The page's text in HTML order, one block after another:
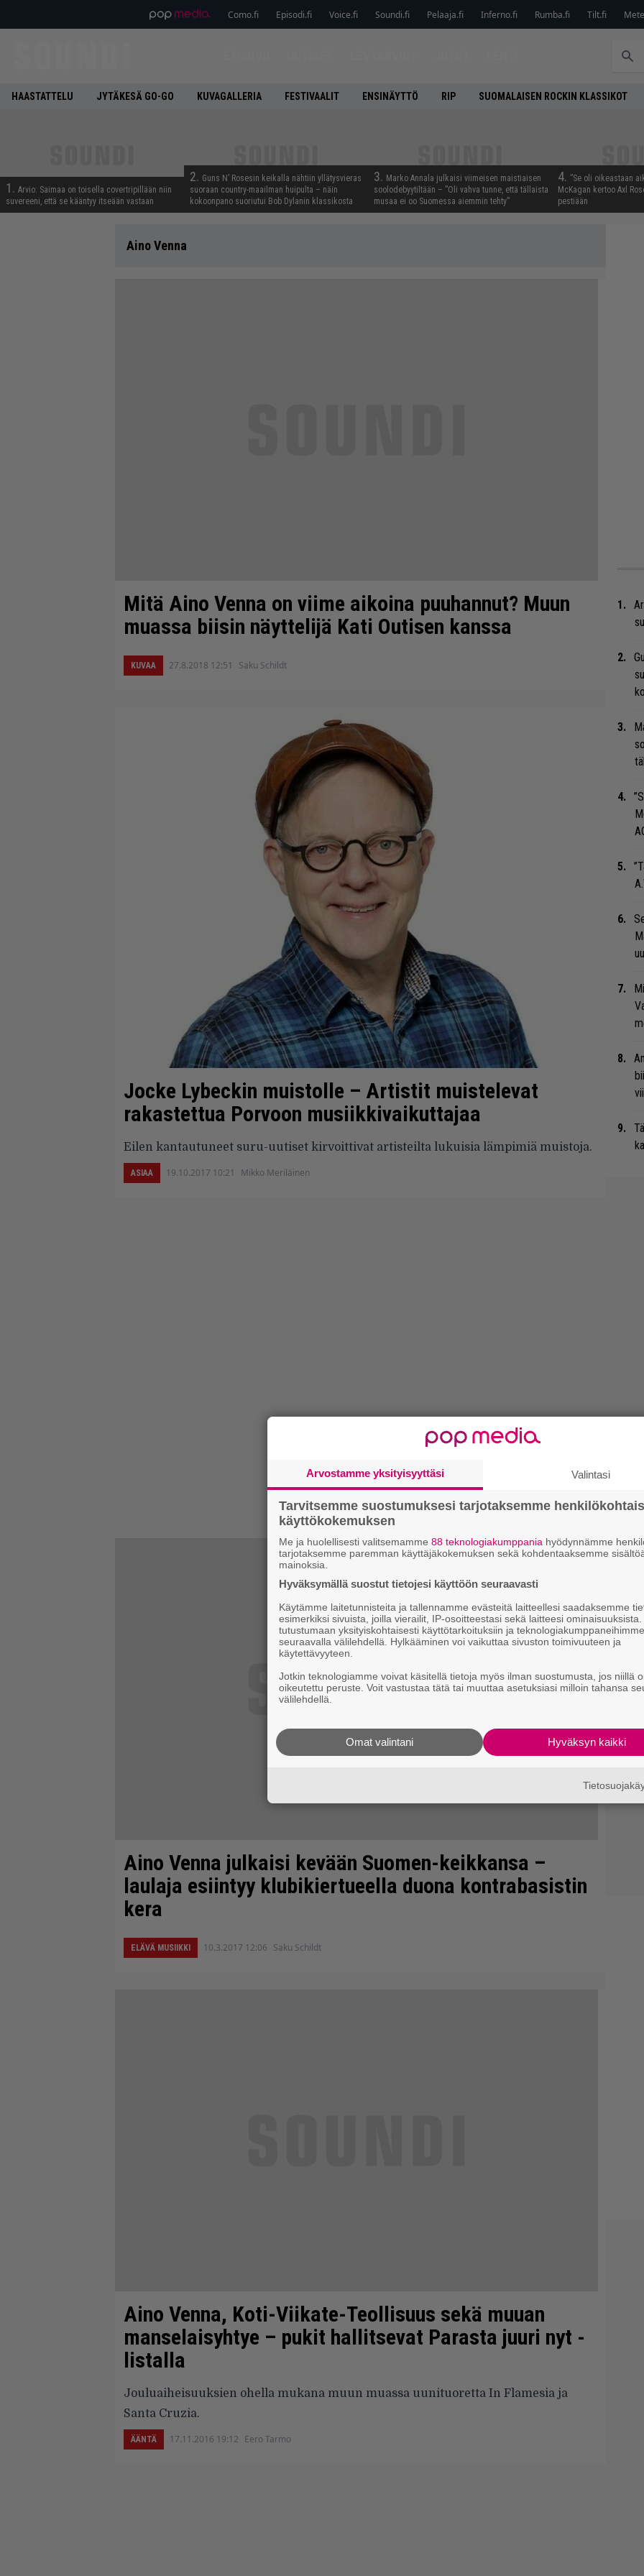
Como.fi Episodi.fi Voice.fi Soundi.fi Pelaaja.fi Inferno.fi Rumba.fi Tilt.fi
HAASTATTELU JYTÄKESÄ GO-GO KUVAGALLERIA FESTIVAALIT ENSINÄYTTÖ RIP SUOMALAISEN ROCKIN KLASSIKOT
1. Arvio: Saimaa on toisella covertripillään niin
suvereeni, että se kääntyy itseään vastaan
2. Guns N’ Rosesin keikalla nähtiin yllätysvieras
suoraan country-maailman huipulta – näin
kokoonpano suoriutui Bob Dylanin klassikosta
3. Marko Annala julkaisi viimeisen maistiaisen
soolodebyytiltään – ”Oli vahva tunne, että tällaista
musaa ei oo Suomessa aiemmin tehty”
4. ”Se oli oikeastaan
McKagan kertoo Axl
pestiään
Aino Venna
Mitä Aino Venna on viime aikoina puuhannut? Muun
muassa biisin näyttelijä Kati Outisen kanssa
KUVAA 27.8.2018 12:51 Saku Schildt
Jocke Lybeckin muistolle – Artistit muistelevat
rakastettua Porvoon musiikkivaikuttajaa
Eilen kantautuneet suru-uutiset kirvoittivat artisteilta lukuisia lämpimiä muistoja.
ASIAA 19.10.2017 10:21 Mikko Meriläinen
Aino Venna julkaisi kevään Suomen-keikkansa –
laulaja esiintyy klubikiertueella duona kontrabasistin
kera
ELÄVÄ MUSIIKKI 10.3.2017 12:06 Saku Schildt
Aino Venna, Koti-Viikate-Teollisuus sekä muuan
manselaisyhtye – pukit hallitsevat Parasta juuri nyt -
listalla
Jouluaiheisuuksien ohella mukana muun muassa uunituoretta In Flamesia ja
Santa Cruzia.
ÄÄNTÄ 17.11.2016 19:12 Eero Tarmo
Arvostamme yksityisyyttäsi Valintasi
Tarvitsemme suostumuksesi tarjotaksemme
käyttökokemuksen
Me ja huolellisesti valitsemamme 88 teknologiakumppania hyödynnämme
tarjotaksemme paremman käyttäjäkokemuksen sekä kohdentaaksemme
mainoksia.
Hyväksymällä suostut tietojesi käyttöön seuraavasti
Käytämme laitetunnisteita ja tallennamme evästeitä laitteellesi saadaksemme
esimerkiksi sivuista, joilla vierailit, IP-osoitteestasi sekä laitteesi
tutustumaan yksityiskohtaisesti käyttötarkoituksiin ja teknologiakumppaneihimme
seuraavalla välilehdellä. Hylkääminen voi vaikuttaa sivuston toimivuuteen ja
käytettävyyteen.
Jotkin teknologiamme voivat käsitellä tietoja myös ilman suostumusta, jos niillä
oikeutettu peruste. Voit vastustaa tätä tai muuttaa asetuksiasi milloin tahansa
välilehdellä.
Hyväksyn kaikki
Omat valintani